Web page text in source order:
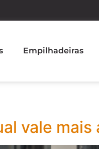
Empilhadeiras
vale mais